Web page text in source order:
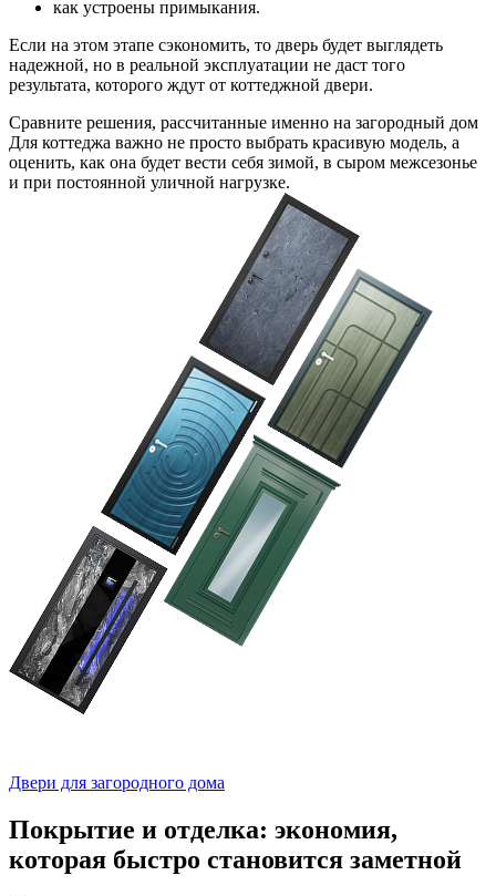
как устроены примыкания.
Если на этом этапе сэкономить, то дверь будет выглядеть
надежной, но в реальной эксплуатации не даст того
результата, которого ждут от коттеджной двери.
Сравните решения, рассчитанные именно на загородный дом
Для коттеджа важно не просто выбрать красивую модель, а
оценить, как она будет вести себя зимой, в сыром межсезонье
и при постоянной уличной нагрузке.
Двери для загородного дома
Покрытие и отделка: экономия,
которая быстро становится заметной